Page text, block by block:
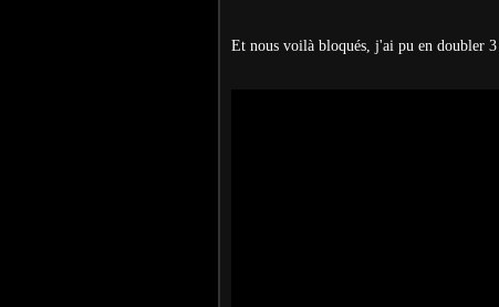
Et nous voilà bloqués, j'ai pu en doubler